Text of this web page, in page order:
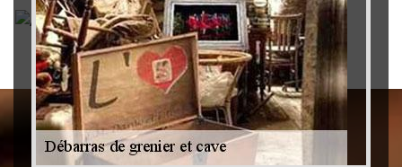
Achat antiquité 79